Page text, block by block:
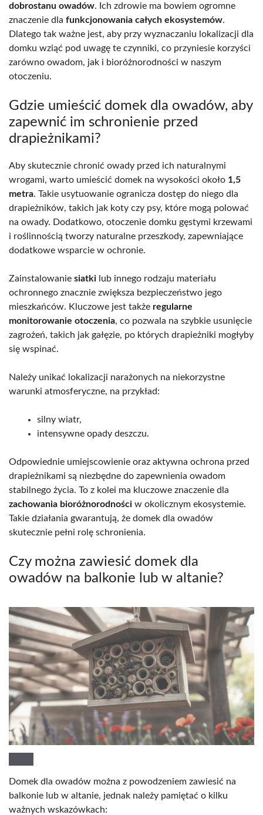
dobrostanu owadów. Ich zdrowie ma bowiem ogromne
znaczenie dla funkcjonowania całych ekosystemów.
Dlatego tak ważne jest, aby przy wyznaczaniu lokalizacji dla
domku wziąć pod uwagę te czynniki, co przyniesie korzyści
zarówno owadom, jak i bioróżnorodności w naszym
otoczeniu.
Gdzie umieścić domek dla owadów, aby
zapewnić im schronienie przed
drapieżnikami?
Aby skutecznie chronić owady przed ich naturalnymi
wrogami, warto umieścić domek na wysokości około 1,5
metra. Takie usytuowanie ogranicza dostęp do niego dla
drapieżników, takich jak koty czy psy, które mogą polować
na owady. Dodatkowo, otoczenie domku gęstymi krzewami
i roślinnością tworzy naturalne przeszkody, zapewniające
dodatkowe wsparcie w ochronie.
Zainstalowanie siatki lub innego rodzaju materiału
ochronnego znacznie zwiększa bezpieczeństwo jego
mieszkańców. Kluczowe jest także regularne
monitorowanie otoczenia, co pozwala na szybkie usunięcie
zagrożeń, takich jak gałęzie, po których drapieżniki mogłyby
się wspinać.
Należy unikać lokalizacji narażonych na niekorzystne
warunki atmosferyczne, na przykład:
silny wiatr,
intensywne opady deszczu.
Odpowiednie umiejscowienie oraz aktywna ochrona przed
drapieżnikami są niezbędne do zapewnienia owadom
stabilnego życia. To z kolei ma kluczowe znaczenie dla
zachowania bioróżnorodności w okolicznym ekosystemie.
Takie działania gwarantują, że domek dla owadów
skutecznie pełni rolę schronienia.
Czy można zawiesić domek dla
owadów na balkonie lub w altanie?
Domek dla owadów można z powodzeniem zawiesić na
balkonie lub w altanie, jednak należy pamiętać o kilku
ważnych wskazówkach: